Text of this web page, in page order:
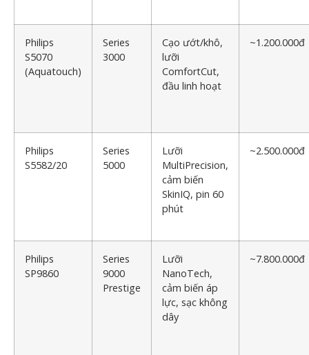
Philips
S5070
(Aquatouch)
Series
3000
Cạo ướt/khô,
lưỡi
ComfortCut,
đầu linh hoạt
~1.200.000đ
Philips
S5582/20
Series
5000
Lưỡi
MultiPrecision,
cảm biến
SkinIQ, pin 60
phút
~2.500.000đ
Philips
SP9860
Series
9000
Prestige
Lưỡi
NanoTech,
cảm biến áp
lực, sạc không
dây
~7.800.000đ